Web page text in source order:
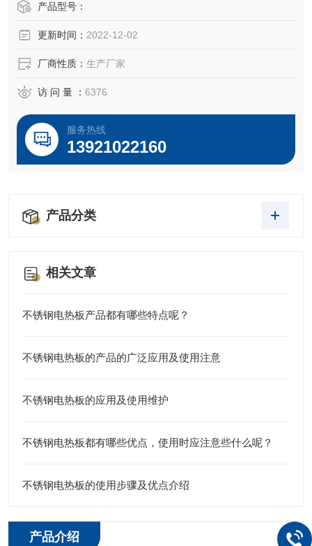
产品型号：
更新时间： 2022-12-02
厂商性质： 生产厂家
访 问 量 ： 6376
服务热线
13921022160
产品分类
相关文章
不锈钢电热板产品都有哪些特点呢？
不锈钢电热板的产品的广泛应用及使用注意
不锈钢电热板的应用及使用维护
不锈钢电热板都有哪些优点，使用时应注意些什么呢？
不锈钢电热板的使用步骤及优点介绍
产品介绍